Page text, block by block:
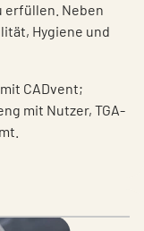
erfüllen. Neben
Hygiene und
CADvent;
mit Nutzer, TGA-